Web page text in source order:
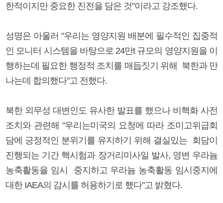
한적이지만 중요한 진전을 담은 것"이라고 강조했다.
성명은 아울러 "우리는 영양지원 배분에 필수적인 집중적
인 모니터 시스템을 바탕으로 24만t 규모의 영양지원을 이
행하는데 필요한 행정적 조치를 매듭짓기 위해 북한과 만
나는데 합의했다"고 전했다.
북한 외무성 대변인도 유사한 발표를 했으나 비핵화 사전
조치와 관련해 "우리는미국의 요청에 따라 조미고위급회
담에 긍정적인 분위기를 유지하기 위해 결실있는 회담이
진행되는 기간 핵시험과 장거리미사일 발사, 영변 우라늄
농축활동을 임시 중지하고 우라늄 농축활동 임시중지에
대한 IAEA의 감시를 허용하기로 했다"고 밝혔다.